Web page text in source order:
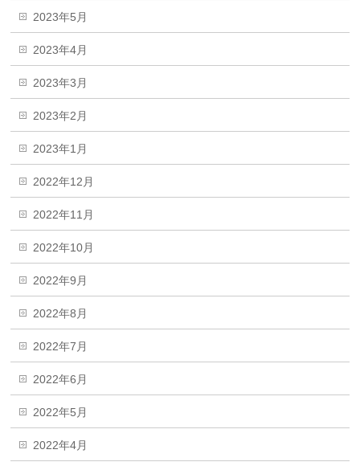
2023年5月
2023年4月
2023年3月
2023年2月
2023年1月
2022年12月
2022年11月
2022年10月
2022年9月
2022年8月
2022年7月
2022年6月
2022年5月
2022年4月